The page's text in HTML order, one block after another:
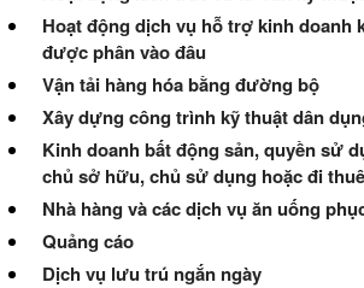
Hoạt động dịch vụ hỗ trợ kinh doanh
được phân vào đâu
Vận tải hàng hóa bằng đường bộ
Xây dựng công trình kỹ thuật dân
Kinh doanh bất động sản, quyền sử
chủ sở hữu, chủ sử dụng hoặc đi thuê
Nhà hàng và các dịch vụ ăn uống
Quảng cáo
Dịch vụ lưu trú ngắn ngày